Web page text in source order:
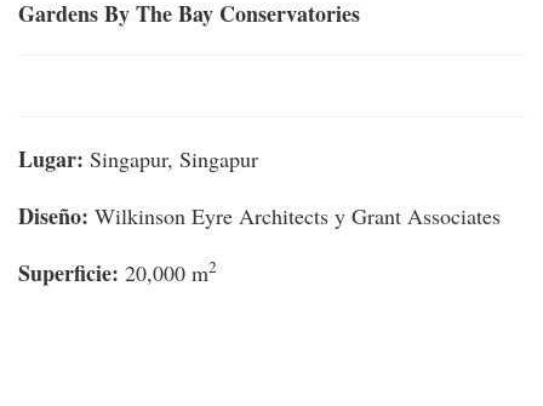
Gardens By The Bay Conservatories
Lugar: Singapur, Singapur
Diseño: Wilkinson Eyre Architects y Grant Associates
Superficie: 20,000 m2